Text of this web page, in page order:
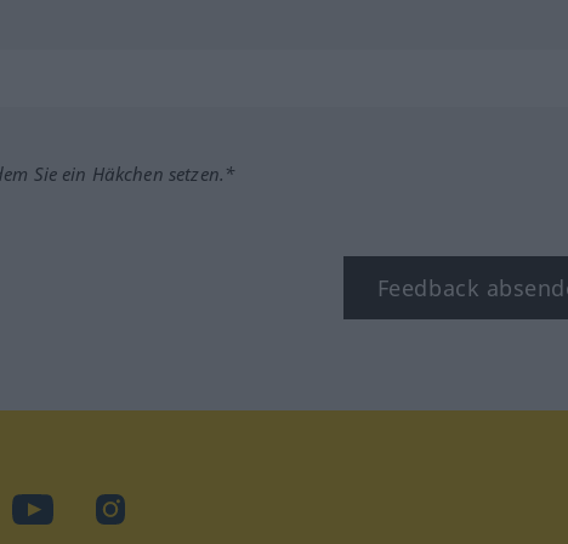
Sie ein Häkchen setzen.*
Feedback
YouTubeInstagram